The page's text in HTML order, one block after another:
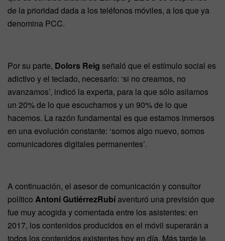
de la prioridad dada a los teléfonos móviles, a los que ya
denomina PCC.
Por su parte, Dolors Reig señaló que el estímulo social es
adictivo y el teclado, necesario: ‘si no creamos, no
avanzamos’, indicó la experta, para la que sólo asilamos
un 20% de lo que escuchamos y un 90% de lo que
hacemos. La razón fundamental es que estamos inmersos
en una evolución constante: ‘somos algo nuevo, somos
comunicadores digitales permanentes’.
A continuación, el asesor de comunicación y consultor
político Antoni GutiérrezRubíaventuró una previsión que
fue muy acogida y comentada entre los asistentes: en
2017, los contenidos producidos en el móvil superarán a
todos los contenidos existentes hoy en día. Más tarde le